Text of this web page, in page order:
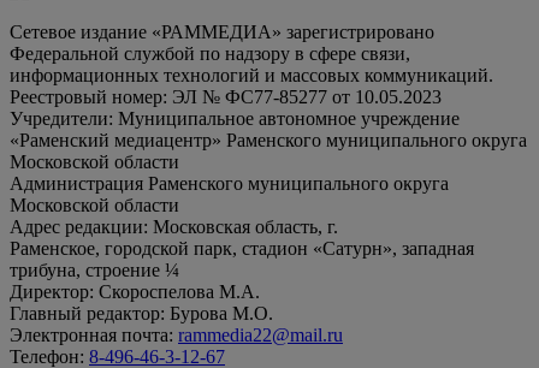
Сетевое издание «РАММЕДИА» зарегистрировано
Федеральной службой по надзору в сфере связи,
информационных технологий и массовых коммуникаций.
Реестровый номер: ЭЛ № ФС77-85277 от 10.05.2023
Учредители: Муниципальное автономное учреждение
«Раменский медиацентр» Раменского муниципального округа
Московской области
Администрация Раменского муниципального округа
Московской области
Адрес редакции: Московская область, г.
Раменское, городской парк, стадион «Сатурн», западная
трибуна, строение ¼
Директор: Скороспелова М.А.
Главный редактор: Бурова М.О.
Электронная почта: rammedia22@mail.ru
Телефон: 8-496-46-3-12-67